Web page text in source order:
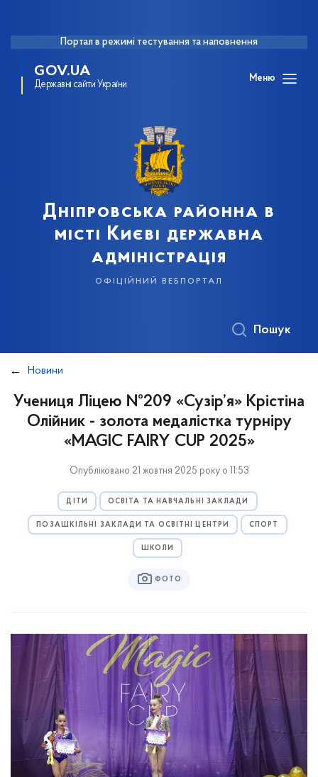
Портал в режимі тестування та наповнення
GOV.UA
Державні сайти України
Меню
Дніпровська районна в
місті Києві державна
адміністрація
офіційний вебпортал
Пошук
Новини
Учениця Ліцею №209 «Сузір’я» Крістіна
Олійник - золота медалістка турніру
«MAGIC FAIRY CUP 2025»
Опубліковано 21 жовтня 2025 року о 11:53
ДІТИ ОСВІТА ТА НАВЧАЛЬНІ ЗАКЛАДИ
ПОЗАШКІЛЬНІ ЗАКЛАДИ ТА ОСВІТНІ ЦЕНТРИ СПОРТ
ШКОЛИ
ФОТО